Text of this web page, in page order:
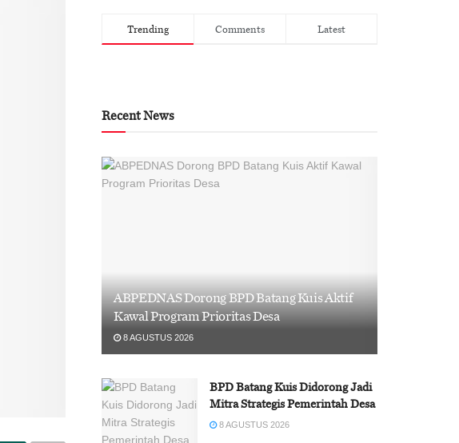
Trending Comments Latest
Recent News
ABPEDNAS Dorong BPD Batang Kuis Aktif
Kawal Program Prioritas Desa
8 AGUSTUS 2026
BPD Batang Kuis Didorong Jadi
Mitra Strategis Pemerintah Desa
8 AGUSTUS 2026